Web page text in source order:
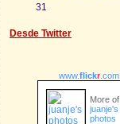
31
Desde Twitter
www.flickr.com
More of
juanje's
photos